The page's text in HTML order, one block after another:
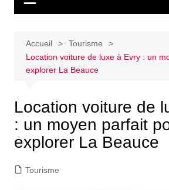
Accueil
Tourisme
Location voiture de luxe à Evry : un
explorer La Beauce
Location voiture de
: un moyen parfait
explorer La Beauce
Tourisme